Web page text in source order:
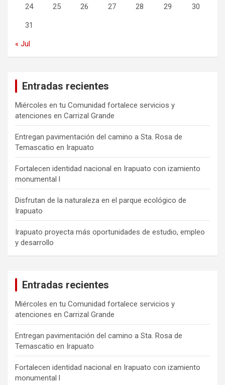
24 25 26 27 28 29 30
31
« Jul
Entradas recientes
Miércoles en tu Comunidad fortalece servicios y
atenciones en Carrizal Grande
Entregan pavimentación del camino a Sta. Rosa de
Temascatio en Irapuato
Fortalecen identidad nacional en Irapuato con izamiento
monumental l
Disfrutan de la naturaleza en el parque ecológico de
Irapuato
Irapuato proyecta más oportunidades de estudio, empleo
y desarrollo
Entradas recientes
Miércoles en tu Comunidad fortalece servicios y
atenciones en Carrizal Grande
Entregan pavimentación del camino a Sta. Rosa de
Temascatio en Irapuato
Fortalecen identidad nacional en Irapuato con izamiento
monumental l